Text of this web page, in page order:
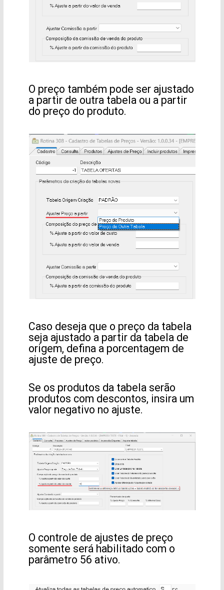
O preço também pode ser ajustado
a partir de outra tabela ou a partir
do preço do produto.
Caso deseja que o preço da tabela
seja ajustado a partir da tabela de
origem, defina a porcentagem de
ajuste de preço.
Se os produtos da tabela serão
produtos com descontos, insira um
valor negativo no ajuste.
O controle de ajustes de preço
somente será habilitado com o
parâmetro 56 ativo.